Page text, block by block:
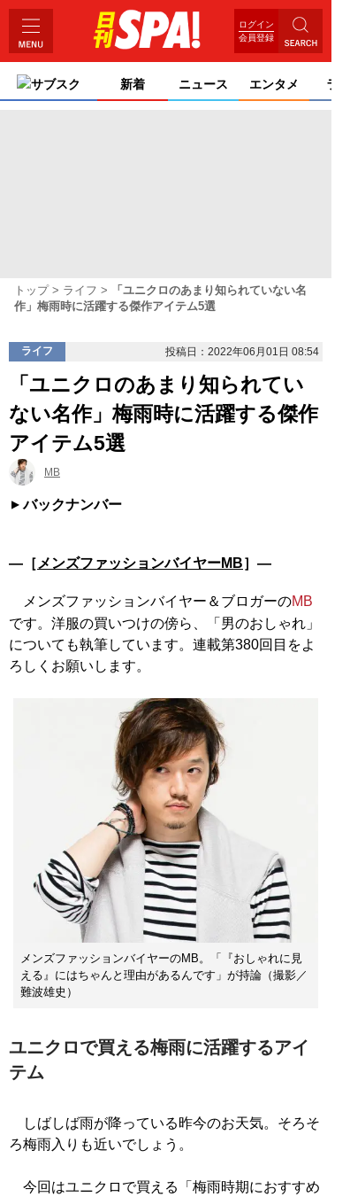
ログイン
会員登録
サブスク 新着 ニュース エンタメ ライ
トップ ライフ
「ユニクロのあまり知られていない名
作」梅雨時に活躍する傑作アイテム5選
ライフ 投稿日：2022年06月01日 08:54
「ユニクロのあまり知られてい
ない名作」梅雨時に活躍する傑作
アイテム5選
MB
バックナンバー
―［ メンズファッションバイヤーMB］―
メンズファッションバイヤー＆ブロガーのMB
です。洋服の買いつけの傍ら、「男のおしゃれ」
についても執筆しています。連載第380回目をよ
ろしくお願いします。
メンズファッションバイヤーのMB。「『おしゃれに見
える』にはちゃんと理由があるんです」が持論（撮影／
難波雄史）
ユニクロで買える梅雨に活躍するアイ
テム
しばしば雨が降っている昨今のお天気。そろそ
ろ梅雨入りも近いでしょう。
今回はユニクロで買える「梅雨時期におすすめ